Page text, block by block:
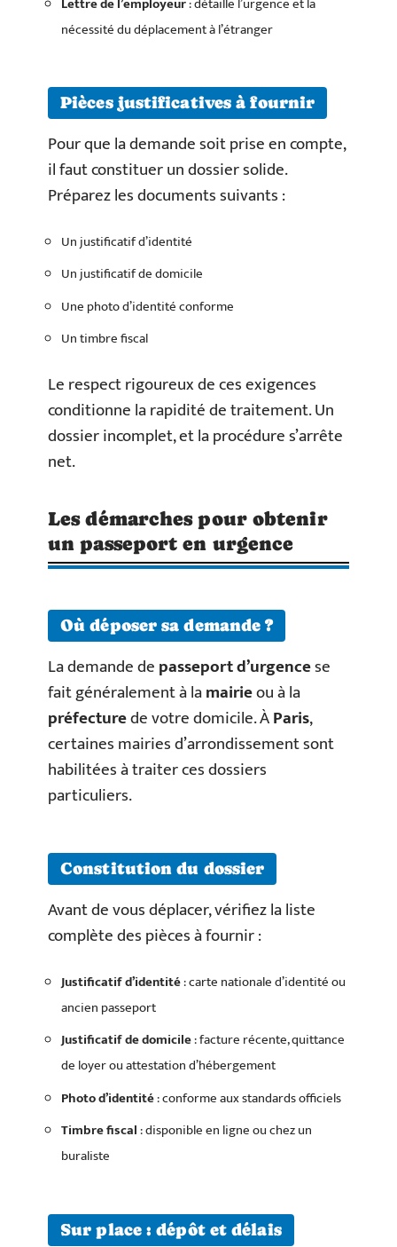
nécessité du déplacement à l’étranger
Pièces justificatives à fournir
Pour que la demande soit prise en compte,
il faut constituer un dossier solide.
Préparez les documents suivants :
Un justificatif d’identité
Un justificatif de domicile
Une photo d’identité conforme
Un timbre fiscal
Le respect rigoureux de ces exigences
conditionne la rapidité de traitement. Un
dossier incomplet, et la procédure s’arrête
net.
Les démarches pour obtenir
un passeport en urgence
Où déposer sa demande ?
La demande depasseport d’urgencese
fait généralement à lamairieou à la
préfecturede votre domicile. ÀParis,
certaines mairies d’arrondissement sont
habilitées à traiter ces dossiers
particuliers.
Constitution du dossier
Avant de vous déplacer, vérifiez la liste
complète des pièces à fournir :
Justificatif d’identité: carte nationale d’identité ou
ancien passeport
Justificatif de domicile: facture récente, quittance
de loyer ou attestation d’hébergement
Photo d’identité: conforme aux standards officiels
Timbre fiscal: disponible en ligne ou chez un
buraliste
Sur place : dépôt et délais